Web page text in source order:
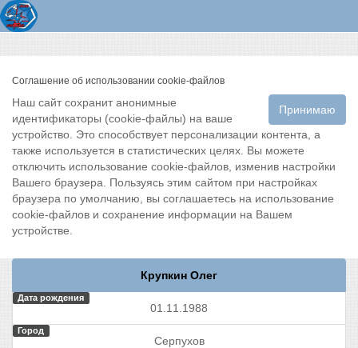
Соглашение об использовании cookie-файлов
Принимаю
Наш сайт сохранит анонимные
идентификаторы (cookie-файлы) на ваше
устройство. Это способствует персонализации контента, а
также используется в статистических целях. Вы можете
отключить использование cookie-файлов, изменив настройки
Вашего браузера. Пользуясь этим сайтом при настройках
браузера по умолчанию, вы соглашаетесь на использование
cookie-файлов и сохранение информации на Вашем
устройстве.
Крупкин Олег
Дата рождения
01.11.1988
Город
Серпухов